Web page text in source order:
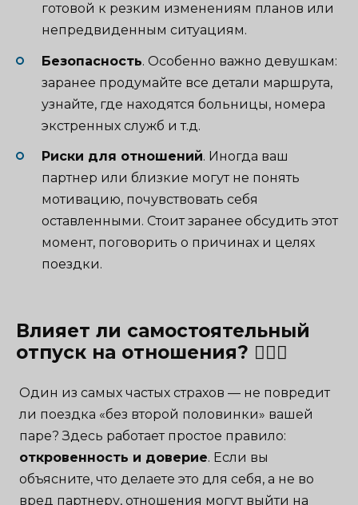
готовой к резким изменениям планов или
непредвиденным ситуациям.
Безопасность. Особенно важно девушкам:
заранее продумайте все детали маршрута,
узнайте, где находятся больницы, номера
экстренных служб и т.д.
Риски для отношений. Иногда ваш
партнер или близкие могут не понять
мотивацию, почувствовать себя
оставленными. Стоит заранее обсудить этот
момент, поговорить о причинах и целях
поездки.
Влияет ли самостоятельный
отпуск на отношения? 👩‍❤️‍👨
Один из самых частых страхов — не повредит
ли поездка «без второй половинки» вашей
паре? Здесь работает простое правило:
откровенность и доверие. Если вы
объясните, что делаете это для себя, а не во
вред партнеру, отношения могут выйти на